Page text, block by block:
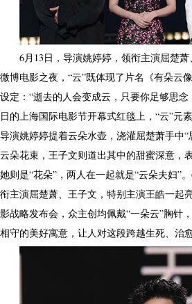
6月13日，导演姚婷婷，领衔主演屈楚
微博电影之夜，“云”既体现了片名《有朵云
设定：“逝去的人会变成云，只要你足够思
日的上海国际电影节开幕式红毯上，“云”元
导演姚婷婷提着云朵水壶，浇灌屈楚萧手中
云朵花束，王子文则道出其中的甜蜜深意，
她则是“花朵”，两人在一起就是“云朵夫妇”
衔主演屈楚萧、王子文，特别主演王皓一起
影战略发布会，众主创均佩戴“一朵云”胸针
相守的美好寓意，让人对这段跨越生死、治